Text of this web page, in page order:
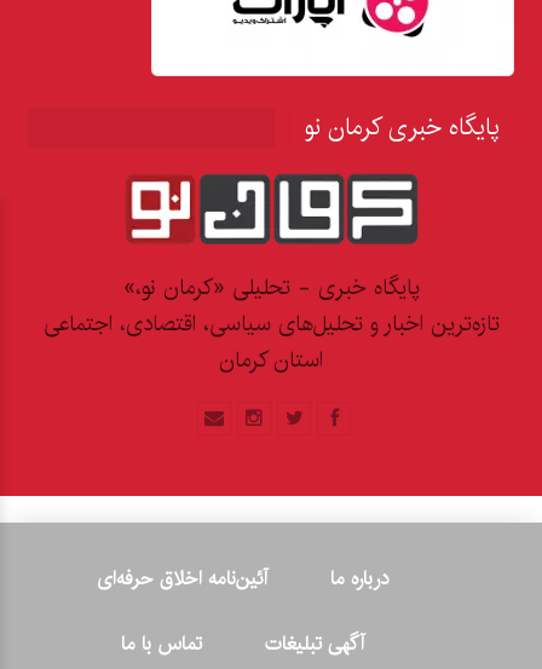
پایگاه خبری کرمان نو
پایگاه خبری - تحلیلی «کرمان نو،»
تازه‌ترین اخبار و تحلیل‌های سیاسی، اقتصادی، اجتماعی
استان کرمان
درباره ما
آئین‌نامه اخلاق حرفه‌ای
آگهی تبلیغات
تماس با ما